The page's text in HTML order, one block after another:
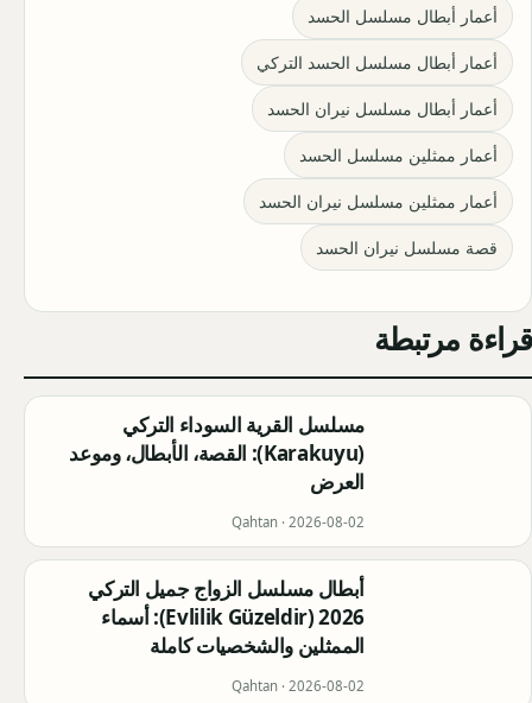
أعمار أبطال مسلسل الحسد
أعمار أبطال مسلسل الحسد التركي
أعمار أبطال مسلسل نيران الحسد
أعمار ممثلين مسلسل الحسد
أعمار ممثلين مسلسل نيران الحسد
قصة مسلسل نيران الحسد
قراءة مرتبطة
مسلسل القرية السوداء التركي
(Karakuyu): القصة، الأبطال، وموعد
العرض
Qahtan · 2026-08-02
أبطال مسلسل الزواج جميل التركي
2026 (Evlilik Güzeldir): أسماء
الممثلين والشخصيات كاملة
Qahtan · 2026-08-02